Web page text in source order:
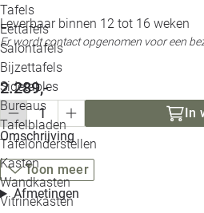
Tafels
Eettafels
Salontafels
Bijzettafels
Sidetables
Bureaus
Tafelbladen
Tafelonderstellen
Kasten
Wandkasten
Vitrinekasten
Leverbaar binnen 12 tot 16 weken
Er wordt contact opgenomen voor een
2.289,-
In
Omschrijving
Toon meer
Afmetingen